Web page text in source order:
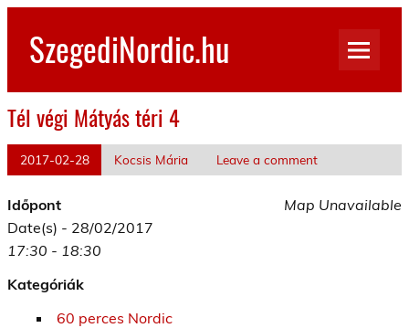
Skip
contentSzegediNordic.hu
Tél végi Mátyás téri 4
2017-02-28 Kocsis Mária Leave a comment
Map Unavailable
Időpont
Date(s) - 28/02/2017
17:30 - 18:30
Kategóriák
60 perces Nordic